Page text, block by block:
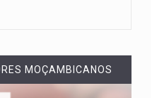
MOÇAMBICANOS